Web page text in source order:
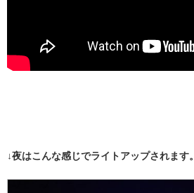
↓夜はこんな感じでライトアップされます。